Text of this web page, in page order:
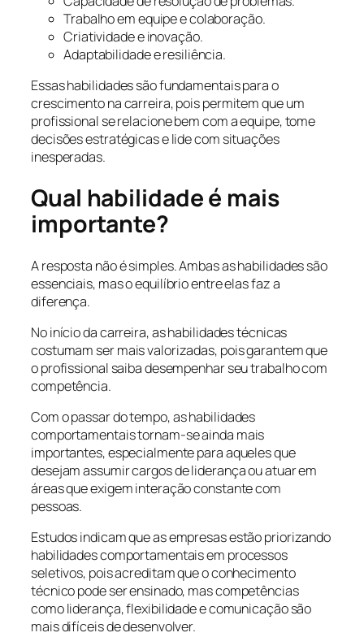
Trabalho em equipe e colaboração.
Criatividade e inovação.
Adaptabilidade e resiliência.
Essas habilidades são fundamentais para o
crescimento na carreira, pois permitem que um
profissional se relacione bem com a equipe, tome
decisões estratégicas e lide com situações
inesperadas.
Qual habilidade é mais
importante?
A resposta não é simples. Ambas as habilidades são
essenciais, mas o equilíbrio entre elas faz a
diferença.
No início da carreira, as habilidades técnicas
costumam ser mais valorizadas, pois garantem que
o profissional saiba desempenhar seu trabalho com
competência.
Com o passar do tempo, as habilidades
comportamentais tornam-se ainda mais
importantes, especialmente para aqueles que
desejam assumir cargos de liderança ou atuar em
áreas que exigem interação constante com
pessoas.
Estudos indicam que as empresas estão priorizando
habilidades comportamentais em processos
seletivos, pois acreditam que o conhecimento
técnico pode ser ensinado, mas competências
como liderança, flexibilidade e comunicação são
mais difíceis de desenvolver.